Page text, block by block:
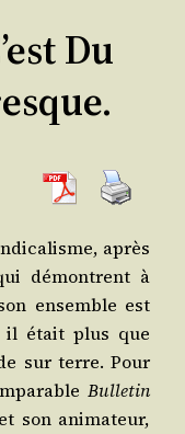
Du
après
démontrent à
ensemble est
il était plus que
sur terre. Pour
Bul­le­tin
son ani­ma­teur,